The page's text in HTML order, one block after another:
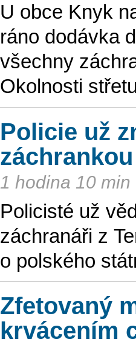
U obce Knyk
ráno dodávka
všechny
Okolnosti
Policie už
1 hodina 10 min
Policisté už
záchranáři z
o polského
Zfetovaný
krvácením